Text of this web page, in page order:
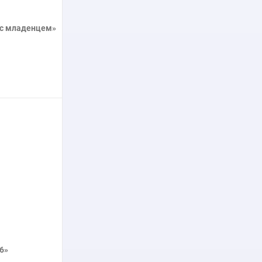
младенцем»